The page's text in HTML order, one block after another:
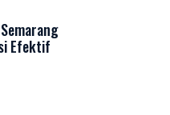
Efektif